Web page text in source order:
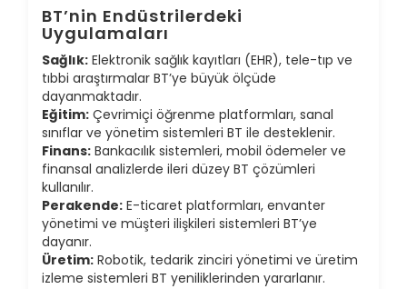
BT’nin Endüstrilerdeki
Uygulamaları
Sağlık: Elektronik sağlık kayıtları (EHR), tele-tıp ve
tıbbi araştırmalar BT’ye büyük ölçüde
dayanmaktadır.
Eğitim: Çevrimiçi öğrenme platformları, sanal
sınıflar ve yönetim sistemleri BT ile desteklenir.
Finans: Bankacılık sistemleri, mobil ödemeler ve
finansal analizlerde ileri düzey BT çözümleri
kullanılır.
Perakende: E-ticaret platformları, envanter
yönetimi ve müşteri ilişkileri sistemleri BT’ye
dayanır.
Üretim: Robotik, tedarik zinciri yönetimi ve üretim
izleme sistemleri BT yeniliklerinden yararlanır.